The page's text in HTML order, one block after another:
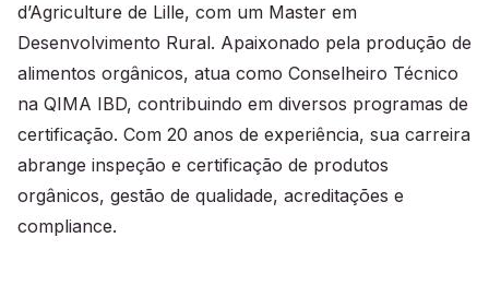
d’Agriculture de Lille, com um Master em
Desenvolvimento Rural. Apaixonado pela produção de
alimentos orgânicos, atua como Conselheiro Técnico
na QIMA IBD, contribuindo em diversos programas de
certificação. Com 20 anos de experiência, sua carreira
abrange inspeção e certificação de produtos
orgânicos, gestão de qualidade, acreditações e
compliance.